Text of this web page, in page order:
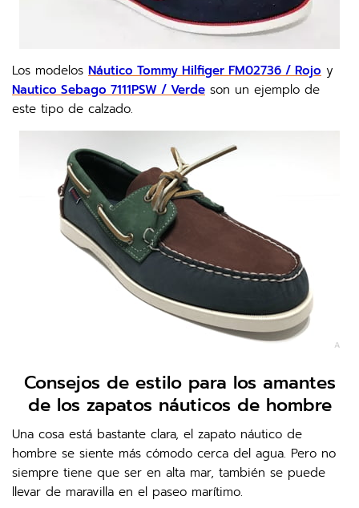
Los modelos Náutico Tommy Hilfiger FM02736 / Rojo y
Nautico Sebago 7111PSW / Verde son un ejemplo de
este tipo de calzado.
Consejos de estilo para los amantes
de los zapatos náuticos de hombre
Una cosa está bastante clara, el zapato náutico de
hombre se siente más cómodo cerca del agua. Pero no
siempre tiene que ser en alta mar, también se puede
llevar de maravilla en el paseo marítimo.